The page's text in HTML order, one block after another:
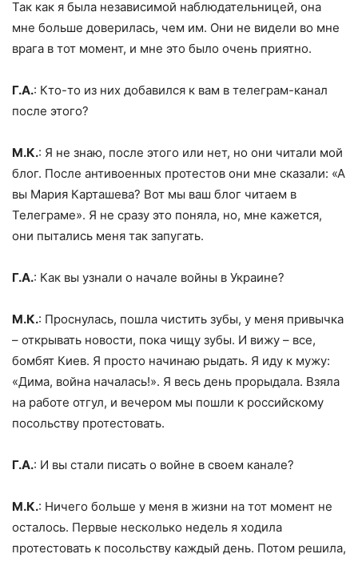
Так как я была независимой наблюдательницей, она
мне больше доверилась, чем им. Они не видели во мне
врага в тот момент, и мне это было очень приятно.
Г.А.: Кто-то из них добавился к вам в телеграм-канал
после этого?
М.К.: Я не знаю, после этого или нет, но они читали мой
блог. После антивоенных протестов они мне сказали: «А
вы Мария Карташева? Вот мы ваш блог читаем в
Телеграме». Я не сразу это поняла, но, мне кажется,
они пытались меня так запугать.
Г.А.: Как вы узнали о начале войны в Украине?
М.К.: Проснулась, пошла чистить зубы, у меня привычка
– открывать новости, пока чищу зубы. И вижу – все,
бомбят Киев. Я просто начинаю рыдать. Я иду к мужу:
«Дима, война началась!». Я весь день прорыдала. Взяла
на работе отгул, и вечером мы пошли к российскому
посольству протестовать.
Г.А.: И вы стали писать о войне в своем канале?
М.К.: Ничего больше у меня в жизни на тот момент не
осталось. Первые несколько недель я ходила
протестовать к посольству каждый день. Потом решила,